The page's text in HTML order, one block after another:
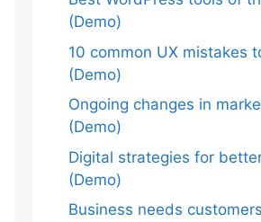
(Demo)
10 common UX mistakes
(Demo)
Ongoing changes in
(Demo)
Digital strategies for
(Demo)
Business needs